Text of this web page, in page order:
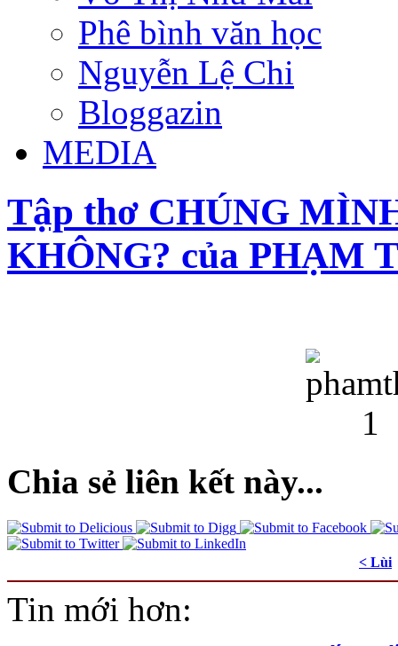
Phê bình văn học
Nguyễn Lệ Chi
Bloggazin
MEDIA
Tập thơ CHÚNG
KHÔNG? của PHẠM
Chia sẻ liên kết này...
< Lùi
Tin mới hơn: